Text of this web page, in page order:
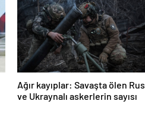
Ağır kayıplar: Savaşta ölen Rus
ve Ukraynalı askerlerin sayısı